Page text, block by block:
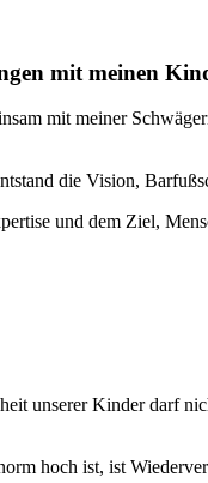
mit meinen
mit meiner
die Vision,
und dem Ziel,
unserer Kinder darf
hoch ist, ist